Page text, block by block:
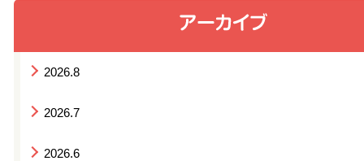
2026.8
2026.7
2026.6